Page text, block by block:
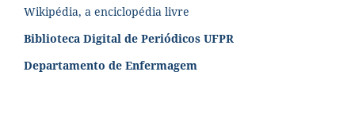
Biblioteca Digital de Periódicos UFPR
Departamento de Enfermagem